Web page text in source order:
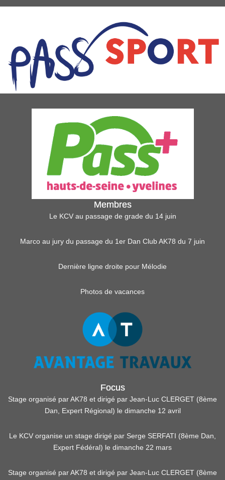
Membres
Le KCV au passage de grade du 14 juin
Marco au jury du passage du 1er Dan Club AK78 du 7 juin
Dernière ligne droite pour Mélodie
Photos de vacances
Focus
Stage organisé par AK78 et dirigé par Jean-Luc CLERGET (8ème
Dan, Expert Régional) le dimanche 12 avril
Le KCV organise un stage dirigé par Serge SERFATI (8ème Dan,
Expert Fédéral) le dimanche 22 mars
Stage organisé par AK78 et dirigé par Jean-Luc CLERGET (8ème